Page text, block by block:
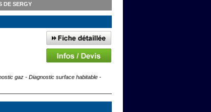
DE SERGY
gaz - Diagnostic surface habitable -